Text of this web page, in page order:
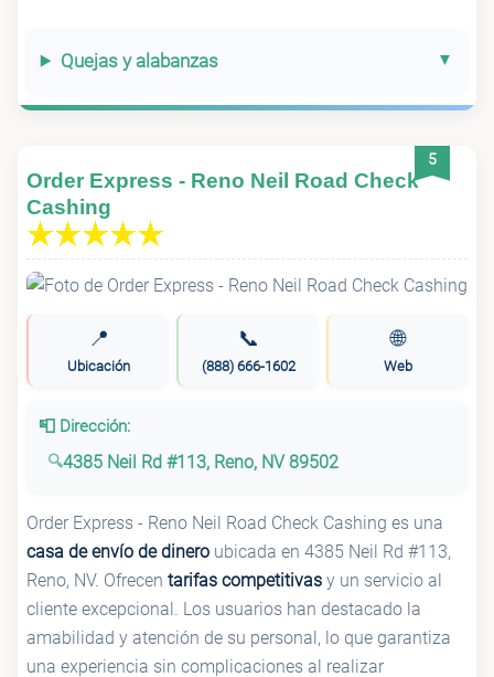
Quejas y alabanzas
5
Order Express - Reno Neil Road Check
Cashing
📍
Ubicación
📞
(888) 666-1602
🌐
Web
📮 Dirección:
4385 Neil Rd #113, Reno, NV 89502
Order Express - Reno Neil Road Check Cashing es una
casa de envío de dinero ubicada en 4385 Neil Rd #113,
Reno, NV. Ofrecen tarifas competitivas y un servicio al
cliente excepcional. Los usuarios han destacado la
amabilidad y atención de su personal, lo que garantiza
una experiencia sin complicaciones al realizar